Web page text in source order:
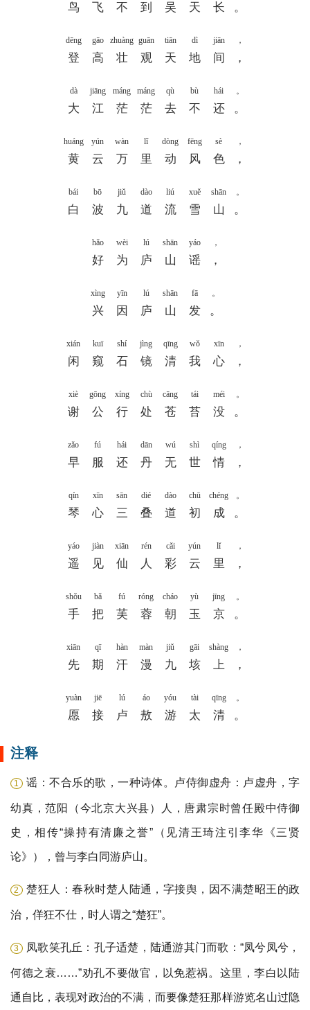
鸟 飞 不 到 吴 天 长 。
dēng
登
gāo
高
zhuàng
壮
guān
观
tiān
天
dì
地
jiān
间
，
，
dà
大
jiāng
江
máng
茫
máng
茫
qù
去
bù
不
hái
还
。
。
huáng
黄
yún
云
wàn
万
lǐ
里
dòng
动
fēng
风
sè
色
，
，
bái
白
bō
波
jiǔ
九
dào
道
liú
流
xuě
雪
shān
山
。
。
hǎo
好
wèi
为
lú
庐
shān
山
yáo
谣
，
，
xìng
兴
yīn
因
lú
庐
shān
山
fā
发
。
。
xián
闲
kuī
窥
shí
石
jìng
镜
qīng
清
wǒ
我
xīn
心
，
，
xiè
谢
gōng
公
xíng
行
chù
处
cāng
苍
tái
苔
méi
没
。
。
zǎo
早
fú
服
hái
还
dān
丹
wú
无
shì
世
qíng
情
，
，
qín
琴
xīn
心
sān
三
dié
叠
dào
道
chū
初
chéng
成
。
。
yáo
遥
jiàn
见
xiān
仙
rén
人
cǎi
彩
yún
云
lǐ
里
，
，
shǒu
手
bǎ
把
fú
芙
róng
蓉
cháo
朝
yù
玉
jīng
京
。
。
xiān
先
qī
期
hàn
汗
màn
漫
jiǔ
九
gāi
垓
shàng
上
，
，
yuàn
愿
jiē
接
lú
卢
áo
敖
yóu
游
tài
太
qīng
清
。
。
注释
1 谣：不合乐的歌，一种诗体。卢侍御虚舟：卢虚舟，字
幼真，范阳（今北京大兴县）人，唐肃宗时曾任殿中侍御
史，相传“操持有清廉之誉”（见清王琦注引李华《三贤
论》），曾与李白同游庐山。
2 楚狂人：春秋时楚人陆通，字接舆，因不满楚昭王的政
治，佯狂不仕，时人谓之“楚狂”。
3 凤歌笑孔丘：孔子适楚，陆通游其门而歌：“凤兮凤兮，
何德之衰……”劝孔不要做官，以免惹祸。这里，李白以陆
通自比，表现对政治的不满，而要像楚狂那样游览名山过隐